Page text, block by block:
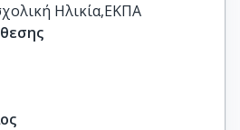
Ηλικία,ΕΚΠΑ